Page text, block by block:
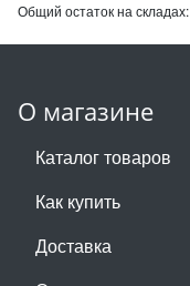
Общий остаток на складах:
О магазине
Каталог товаров
Как купить
Доставка